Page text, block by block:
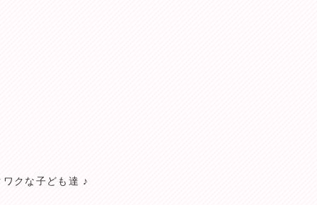
クな子ども達 ♪